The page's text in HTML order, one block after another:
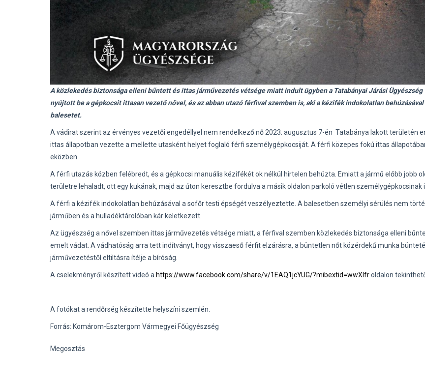
A közlekedés biztonsága elleni bűntett és ittas járművezetés vétsége miatt indult ügyben a Tatabányai Járási Ügyészség
nyújtott be a gépkocsit ittasan vezető nővel, és az abban utazó férfival szemben is, aki a kézifék indokolatlan
balesetet.
A vádirat szerint az érvényes vezetői engedéllyel nem rendelkező nő 2023. augusztus 7-én Tatabánya lakott területén
ittas állapotban vezette a mellette utasként helyet foglaló férfi személygépkocsiját. A férfi közepes fokú ittas
eközben.
A férfi utazás közben felébredt, és a gépkocsi manuális kézifékét ok nélkül hirtelen behúzta. Emiatt a jármű előbb jobb
területre lehaladt, ott egy kukának, majd az úton keresztbe fordulva a másik oldalon parkoló vétlen személygépkocsinak
A férfi a kézifék indokolatlan behúzásával a sofőr testi épségét veszélyeztette. A balesetben személyi sérülés nem
járműben és a hulladéktárolóban kár keletkezett.
Az ügyészség a nővel szemben ittas járművezetés vétsége miatt, a férfival szemben közlekedés biztonsága elleni
emelt vádat. A vádhatóság arra tett indítványt, hogy visszaeső férfit elzárásra, a büntetlen nőt közérdekű munka
járművezetéstől eltiltásra ítélje a bíróság.
A cselekményről készített videó a https://www.facebook.com/share/v/1EAQ1jcYUG/?mibextid=wwXIfroldalon
A fotókat a rendőrség készítette helyszíni szemlén.
Forrás: Komárom-Esztergom Vármegyei Főügyészség
Megosztás